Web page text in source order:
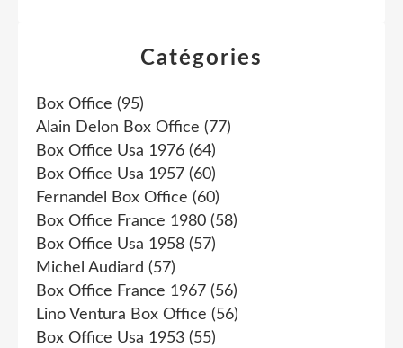
Catégories
Box Office (95)
Alain Delon Box Office (77)
Box Office Usa 1976 (64)
Box Office Usa 1957 (60)
Fernandel Box Office (60)
Box Office France 1980 (58)
Box Office Usa 1958 (57)
Michel Audiard (57)
Box Office France 1967 (56)
Lino Ventura Box Office (56)
Box Office Usa 1953 (55)